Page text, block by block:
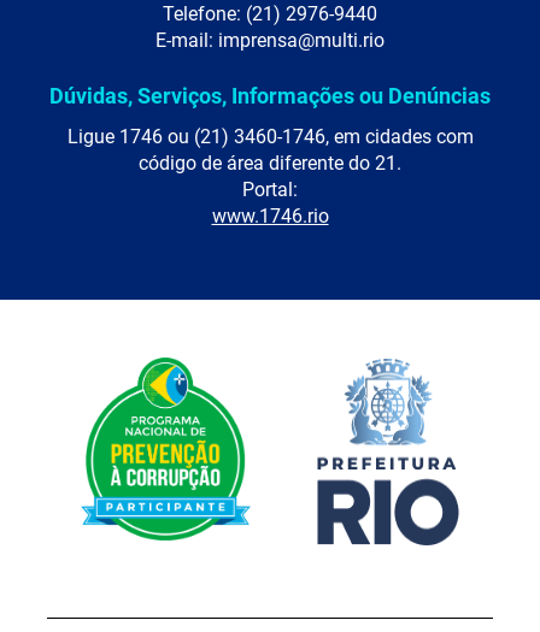
Telefone: (21) 2976-9440
E-mail: imprensa@multi.rio
Dúvidas, Serviços, Informações ou Denúncias
Ligue 1746 ou (21) 3460-1746, em cidades com
código de área diferente do 21.
Portal:
www.1746.rio